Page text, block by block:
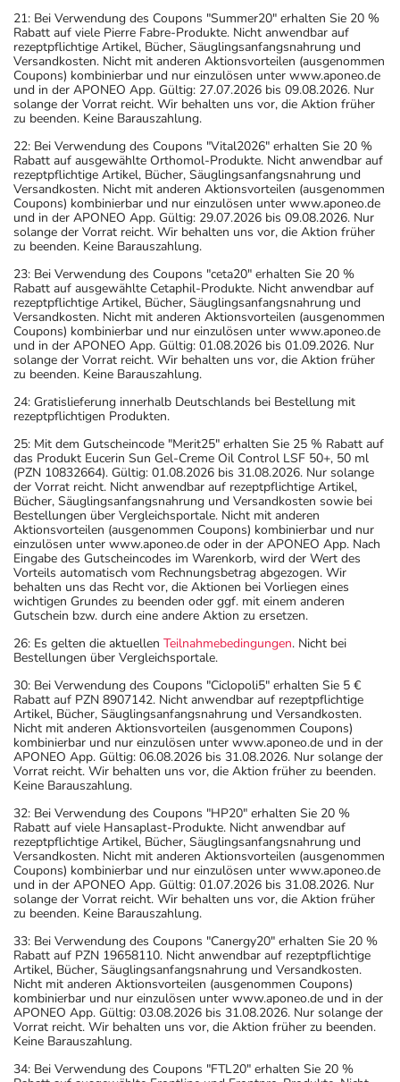
21: Bei Verwendung des Coupons "Summer20" erhalten Sie 20 %
Rabatt auf viele Pierre Fabre-Produkte. Nicht anwendbar auf
rezeptpflichtige Artikel, Bücher, Säuglingsanfangsnahrung und
Versandkosten. Nicht mit anderen Aktionsvorteilen (ausgenommen
Coupons) kombinierbar und nur einzulösen unter www.aponeo.de
und in der APONEO App. Gültig: 27.07.2026 bis 09.08.2026. Nur
solange der Vorrat reicht. Wir behalten uns vor, die Aktion früher
zu beenden. Keine Barauszahlung.
22: Bei Verwendung des Coupons "Vital2026" erhalten Sie 20 %
Rabatt auf ausgewählte Orthomol-Produkte. Nicht anwendbar auf
rezeptpflichtige Artikel, Bücher, Säuglingsanfangsnahrung und
Versandkosten. Nicht mit anderen Aktionsvorteilen (ausgenommen
Coupons) kombinierbar und nur einzulösen unter www.aponeo.de
und in der APONEO App. Gültig: 29.07.2026 bis 09.08.2026. Nur
solange der Vorrat reicht. Wir behalten uns vor, die Aktion früher
zu beenden. Keine Barauszahlung.
23: Bei Verwendung des Coupons "ceta20" erhalten Sie 20 %
Rabatt auf ausgewählte Cetaphil-Produkte. Nicht anwendbar auf
rezeptpflichtige Artikel, Bücher, Säuglingsanfangsnahrung und
Versandkosten. Nicht mit anderen Aktionsvorteilen (ausgenommen
Coupons) kombinierbar und nur einzulösen unter www.aponeo.de
und in der APONEO App. Gültig: 01.08.2026 bis 01.09.2026. Nur
solange der Vorrat reicht. Wir behalten uns vor, die Aktion früher
zu beenden. Keine Barauszahlung.
24: Gratislieferung innerhalb Deutschlands bei Bestellung mit
rezeptpflichtigen Produkten.
25: Mit dem Gutscheincode "Merit25" erhalten Sie 25 % Rabatt auf
das Produkt Eucerin Sun Gel-Creme Oil Control LSF 50+, 50 ml
(PZN 10832664). Gültig: 01.08.2026 bis 31.08.2026. Nur solange
der Vorrat reicht. Nicht anwendbar auf rezeptpflichtige Artikel,
Bücher, Säuglingsanfangsnahrung und Versandkosten sowie bei
Bestellungen über Vergleichsportale. Nicht mit anderen
Aktionsvorteilen (ausgenommen Coupons) kombinierbar und nur
einzulösen unter www.aponeo.de oder in der APONEO App. Nach
Eingabe des Gutscheincodes im Warenkorb, wird der Wert des
Vorteils automatisch vom Rechnungsbetrag abgezogen. Wir
behalten uns das Recht vor, die Aktionen bei Vorliegen eines
wichtigen Grundes zu beenden oder ggf. mit einem anderen
Gutschein bzw. durch eine andere Aktion zu ersetzen.
26: Es gelten die aktuellen Teilnahmebedingungen. Nicht bei
Bestellungen über Vergleichsportale.
30: Bei Verwendung des Coupons "Ciclopoli5" erhalten Sie 5 €
Rabatt auf PZN 8907142. Nicht anwendbar auf rezeptpflichtige
Artikel, Bücher, Säuglingsanfangsnahrung und Versandkosten.
Nicht mit anderen Aktionsvorteilen (ausgenommen Coupons)
kombinierbar und nur einzulösen unter www.aponeo.de und in der
APONEO App. Gültig: 06.08.2026 bis 31.08.2026. Nur solange der
Vorrat reicht. Wir behalten uns vor, die Aktion früher zu beenden.
Keine Barauszahlung.
32: Bei Verwendung des Coupons "HP20" erhalten Sie 20 %
Rabatt auf viele Hansaplast-Produkte. Nicht anwendbar auf
rezeptpflichtige Artikel, Bücher, Säuglingsanfangsnahrung und
Versandkosten. Nicht mit anderen Aktionsvorteilen (ausgenommen
Coupons) kombinierbar und nur einzulösen unter www.aponeo.de
und in der APONEO App. Gültig: 01.07.2026 bis 31.08.2026. Nur
solange der Vorrat reicht. Wir behalten uns vor, die Aktion früher
zu beenden. Keine Barauszahlung.
33: Bei Verwendung des Coupons "Canergy20" erhalten Sie 20 %
Rabatt auf PZN 19658110. Nicht anwendbar auf rezeptpflichtige
Artikel, Bücher, Säuglingsanfangsnahrung und Versandkosten.
Nicht mit anderen Aktionsvorteilen (ausgenommen Coupons)
kombinierbar und nur einzulösen unter www.aponeo.de und in der
APONEO App. Gültig: 03.08.2026 bis 31.08.2026. Nur solange der
Vorrat reicht. Wir behalten uns vor, die Aktion früher zu beenden.
Keine Barauszahlung.
34: Bei Verwendung des Coupons "FTL20" erhalten Sie 20 %